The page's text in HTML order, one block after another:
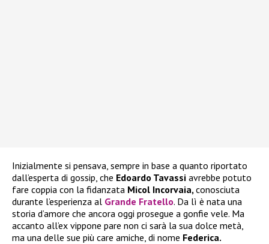
Inizialmente si pensava, sempre in base a quanto riportato
dall’esperta di gossip, che Edoardo Tavassi avrebbe potuto
fare coppia con la fidanzata Micol Incorvaia, conosciuta
durante l’esperienza al Grande Fratello. Da lì è nata una
storia d’amore che ancora oggi prosegue a gonfie vele. Ma
accanto all’ex vippone pare non ci sarà la sua dolce metà,
ma una delle sue più care amiche, di nome Federica.